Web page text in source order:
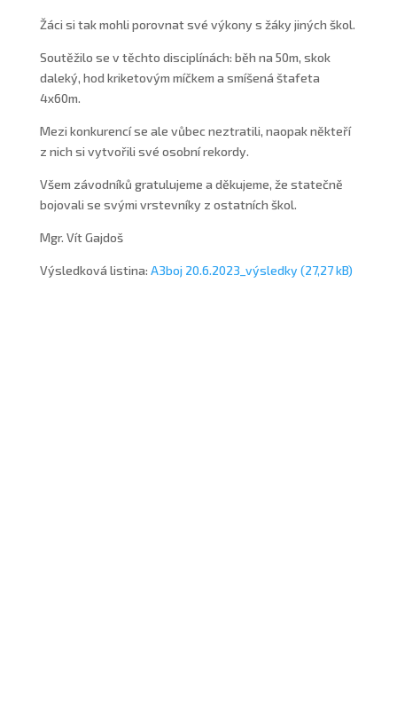
Žáci si tak mohli porovnat své výkony s žáky jiných škol.
Soutěžilo se v těchto disciplínách: běh na 50m, skok
daleký, hod kriketovým míčkem a smíšená štafeta
4x60m.
Mezi konkurencí se ale vůbec neztratili, naopak někteří
z nich si vytvořili své osobní rekordy.
Všem závodníků gratulujeme a děkujeme, že statečně
bojovali se svými vrstevníky z ostatních škol.
Mgr. Vít Gajdoš
Výsledková listina: A3boj 20.6.2023_výsledky